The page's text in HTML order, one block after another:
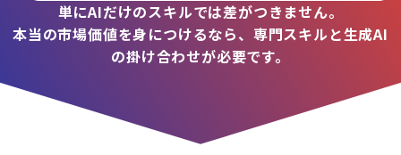
単にAIだけのスキルでは差がつきません。
本当の市場価値を身につけるなら、専門スキルと生成AI
の掛け合わせが必要です。